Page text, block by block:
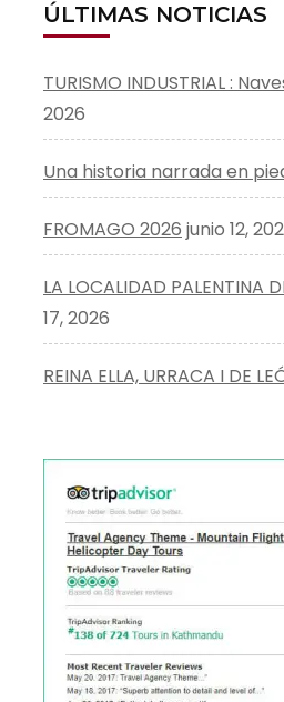
ÚLTIMAS NOTICIAS
TURISMO INDUSTRIAL :
2026
Una historia narrada en
FROMAGO 2026 junio 12,
LA LOCALIDAD PALENTINA
17, 2026
REINA ELLA, URRACA I DE